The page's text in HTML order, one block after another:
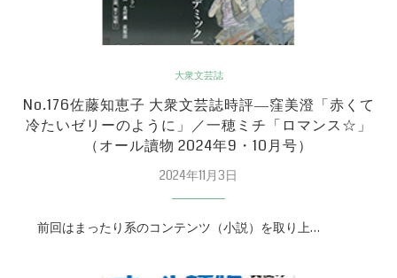
大衆文芸誌
No.176佐藤知恵子 大衆文芸誌時評―窪美澄「赤くて
冷たいゼリーのように」／一穂ミチ「ロマンス☆」
（オール讀物 2024年9・10月号）
2024年11月3日
前回はまったり系のコンテンツ（小説）を取り上…